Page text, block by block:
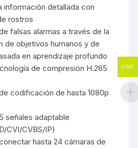
información detallada con
rostros
falsas alarmas a través de la
de objetivos humanos y de
en aprendizaje profundo
de compresión H.265
codificación de hasta 1080p
señales adaptable
CVI/CVBS/IP)
hasta 24 cámaras de
USD